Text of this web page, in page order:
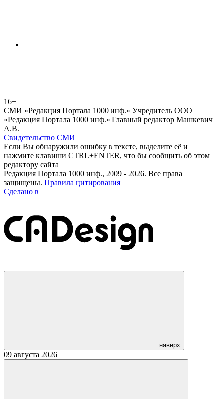
16+
СМИ «Редакция Портала 1000 инф.» Учредитель ООО
«Редакция Портала 1000 инф.» Главный редактор Машкевич
А.В.
Свидетельство СМИ
Если Вы обнаружили ошибку в тексте, выделите её и
нажмите клавиши CTRL+ENTER, что бы сообщить об этом
редактору сайта
Редакция Портала 1000 инф., 2009 - 2026. Все права
защищены. Правила цитирования
Сделано в
наверх
09 августа 2026